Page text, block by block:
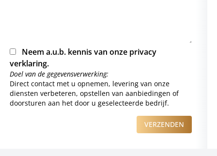
Neem a.u.b. kennis van onze privacy
verklaring.
Doel van de gegevensverwerking:
Direct contact met u opnemen, levering van onze
diensten verbeteren, opstellen van aanbiedingen of
doorsturen aan het door u geselecteerde bedrijf.
VERZENDEN